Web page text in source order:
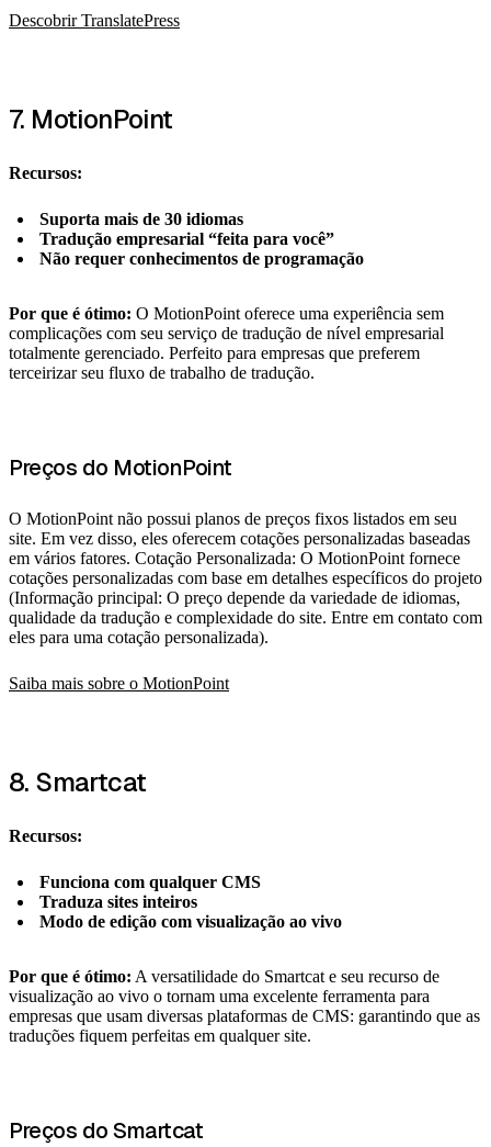
Descobrir TranslatePress
7. MotionPoint
Recursos:
Suporta mais de 30 idiomas
Tradução empresarial “feita para você”
Não requer conhecimentos de programação
Por que é ótimo: O MotionPoint oferece uma experiência sem
complicações com seu serviço de tradução de nível empresarial
totalmente gerenciado. Perfeito para empresas que preferem
terceirizar seu fluxo de trabalho de tradução.
Preços do MotionPoint
O MotionPoint não possui planos de preços fixos listados em seu
site. Em vez disso, eles oferecem cotações personalizadas baseadas
em vários fatores. Cotação Personalizada: O MotionPoint fornece
cotações personalizadas com base em detalhes específicos do projeto
(Informação principal: O preço depende da variedade de idiomas,
qualidade da tradução e complexidade do site. Entre em contato com
eles para uma cotação personalizada).
Saiba mais sobre o MotionPoint
8. Smartcat
Recursos:
Funciona com qualquer CMS
Traduza sites inteiros
Modo de edição com visualização ao vivo
Por que é ótimo: A versatilidade do Smartcat e seu recurso de
visualização ao vivo o tornam uma excelente ferramenta para
empresas que usam diversas plataformas de CMS: garantindo que as
traduções fiquem perfeitas em qualquer site.
Preços do Smartcat